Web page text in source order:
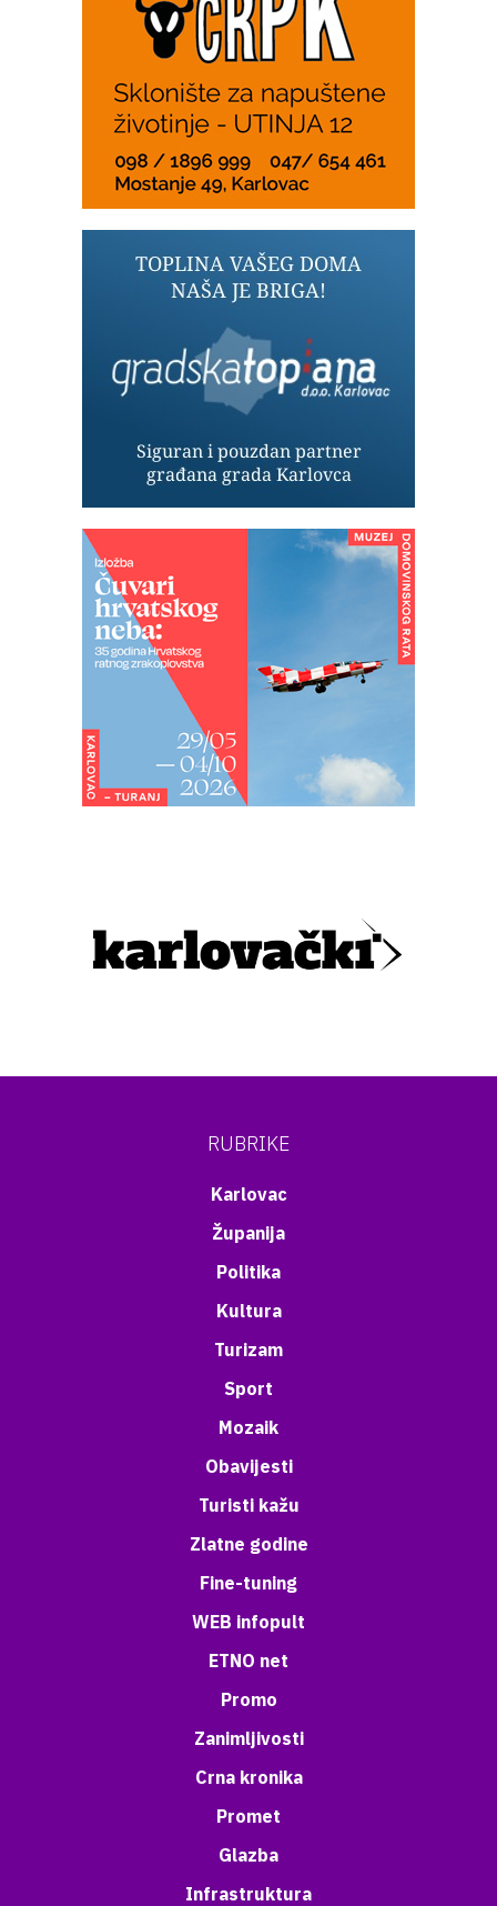
RUBRIKE
Karlovac
Županija
Politika
Kultura
Turizam
Sport
Mozaik
Obavijesti
Turisti kažu
Zlatne godine
Fine-tuning
WEB infopult
ETNO net
Promo
Zanimljivosti
Crna kronika
Promet
Glazba
Infrastruktura